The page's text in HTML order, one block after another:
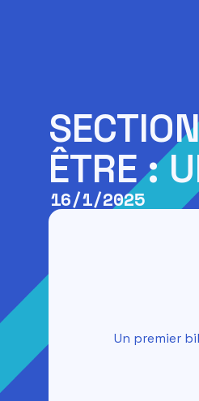
ÊTRE :
16/1/2025
Un premier